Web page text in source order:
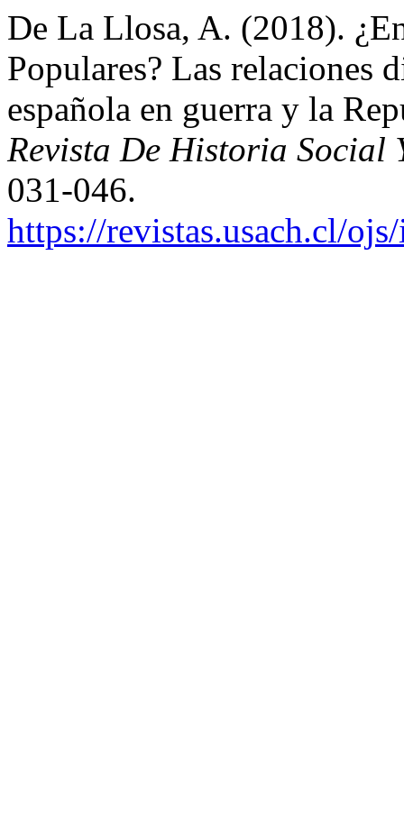
De La Llosa, A. (2018).
Populares? Las relaciones
española en guerra y la
Revista De Historia Social
031-046.
https://revistas.usach.cl/